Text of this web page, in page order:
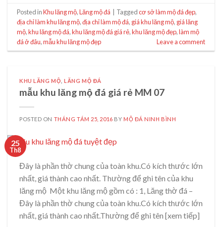
Posted inKhu lăng mộ,Lăng mộ đá | Taggedcơ sở làm mộ đá đẹp,
địa chỉ làm khu lăng mộ,địa chỉ làm mộ đá, giá khu lăng mộ, giá lăng
mộ,khu lăng mộ đá,khu lăng mộ đá giá rẻ,khu lăng mộ đẹp,làm mộ
đá ở đâu,mẫu khu lăng mộ đẹp Leave a comment
KHU LĂNG MỘ ,LĂNG MỘ ĐÁ
mẫu khu lăng mộ đá giá rẻ MM 07
POSTED ON THÁNG TÁM 25, 2016 BY MỘ ĐÁ NINH BÌNH
25
Th8
Đây là phần thờ chung của toàn khu.Có kích thước lớn
nhất, giá thành cao nhất. Thường để ghi tên của khu
lăng mộ Một khu lăng mộ gồm có : 1, Lăng thờ đá –
Đây là phần thờ chung của toàn khu.Có kích thước lớn
nhất, giá thành cao nhất.Thường để ghi tên [xem tiếp]